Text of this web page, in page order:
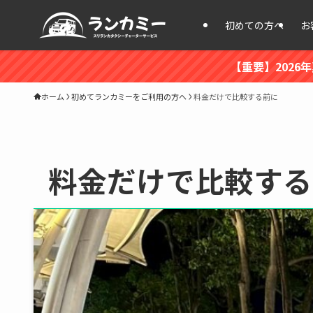
初めての方へ
【重要】2026
ホーム 初めてランカミーをご利用の方へ 料金だけで比較する前に
料金だけで比較す